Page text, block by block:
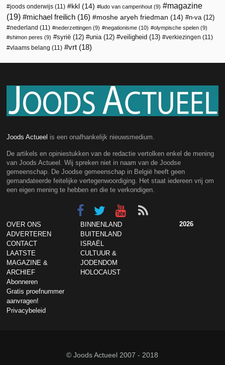
joods onderwijs (11) kkl (14) ludo van campenhout (9)
magazine
(19)
michael freilich (16) moshe aryeh friedman (14) n-va (12)
nederland (11) nederzettingen (9) negationisme (10) olympische spelen (9)
shimon peres (9) syrië (12) unia (12) veiligheid (13) verkiezingen (11)
vlaams belang (11) vrt (18)
Joods Actueel is een onafhankelijk nieuwsmedium.
De artikels en opiniestukken van de redactie vertolken enkel de mening
van Joods Actueel. Wij spreken niet in naam van de Joodse
gemeenschap. De Joodse gemeenschap in België heeft geen
gemandateerde feitelijke vertegenwoordiging. Het staat iedereen vrij om
een eigen mening te hebben en die te verkondigen.
OVER ONS
ADVERTEREN
CONTACT
LAATSTE
MAGAZINE &
ARCHIEF
Abonneren
Gratis proefnummer
aanvragen!
Privacybeleid
BINNENLAND
BUITENLAND
ISRAËL
CULTUUR &
JODENDOM
HOLOCAUST
2026
© Joods Actueel 2007 - 2018